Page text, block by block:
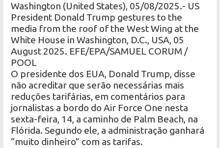
Washington (United States), 05/08/2025.- US
President Donald Trump gestures to the
media from the roof of the West Wing at the
White House in Washington, D.C., USA, 05
August 2025. EFE/EPA/SAMUEL CORUM /
POOL
O presidente dos EUA, Donald Trump, disse
não acreditar que serão necessárias mais
reduções tarifárias, em comentários para
jornalistas a bordo do Air Force One nesta
sexta-feira, 14, a caminho de Palm Beach, na
Flórida. Segundo ele, a administração ganhará
“muito dinheiro” com as tarifas.